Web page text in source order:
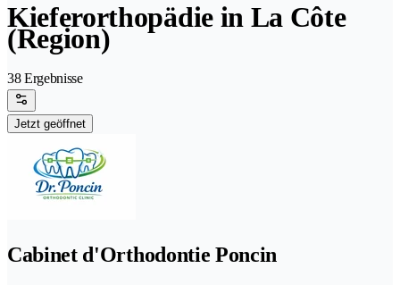
Kieferorthopädie in La Côte
(Region)
38 Ergebnisse
Jetzt geöffnet
Cabinet d'Orthodontie Poncin